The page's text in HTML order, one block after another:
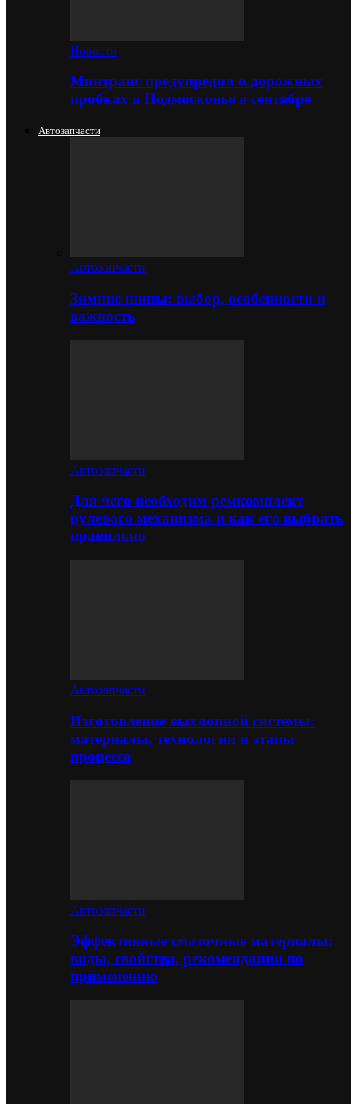
Новости
Минтранс предупредил о дорожных
пробках в Подмосковье в сентябре
Автозапчасти
Автозапчасти
Зимние шины: выбор, особенности и
важность
Автозапчасти
Для чего необходим ремкомплект
рулевого механизма и как его выбрать
правильно
Автозапчасти
Изготовление выхлопной системы:
материалы, технологии и этапы
процесса
Автозапчасти
Эффективные смазочные материалы:
виды, свойства, рекомендации по
применению